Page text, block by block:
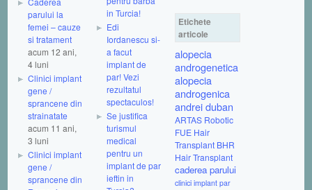
parului la
femei – cauze
si tratament
acum 12 ani,
4 luni
Clinici implant
gene /
sprancene din
strainatate
acum 11 ani,
3 luni
Clinici implant
gene /
sprancene din
in Turcia!
Edi
Iordanescu si-
a facut
implant de
par! Vezi
rezultatul
spectaculos!
Se justifica
turismul
medical
pentru un
implant de par
ieftin in
Etichete
articole
alopecia
androgenetica
alopecia
androgenica
andrei duban
ARTAS Robotic
FUE Hair
Transplant BHR
Hair Transplant
caderea parului
clinici implant par